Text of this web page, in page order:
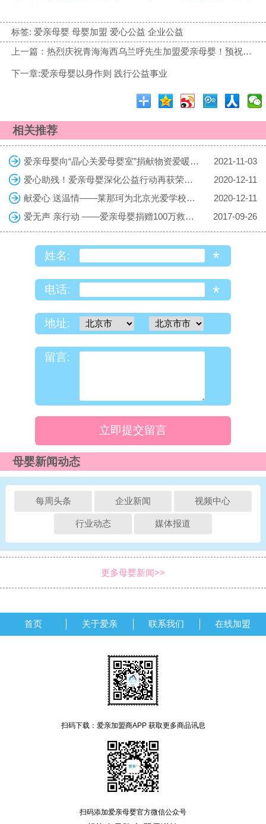
标签: 爱亲母婴 母婴加盟 爱心公益 企业公益
上一篇：热烈庆祝青海海西乌兰呼先生加盟爱亲母婴！预祝生意兴隆！
下一章:爱亲母婴以身作则 践行公益事业
相关推荐
爱亲母婴向“晶心关爱母婴室”捐献物资爱暖人心
2021-11-03
爱心助残！爱亲母婴深化公益行动再获荣誉称号
2020-12-11
献爱心 送温情——莱那珂为北京光爱学校捐赠爱心奶粉
2020-12-11
爱无声 亲行动 ——爱亲母婴捐赠100万救助失聪儿童
2017-09-26
姓名: *
电话: *
地址:
留言:
立即提交留言
母婴新闻动态
每周头条 企业新闻 视频中心
行业动态 媒体报道
更多母婴新闻>>
首页 关于爱亲 联系我们 在线加盟
扫码下载：爱亲加盟商APP 获取更多商品讯息
扫码添加爱亲母婴官方微信公众号